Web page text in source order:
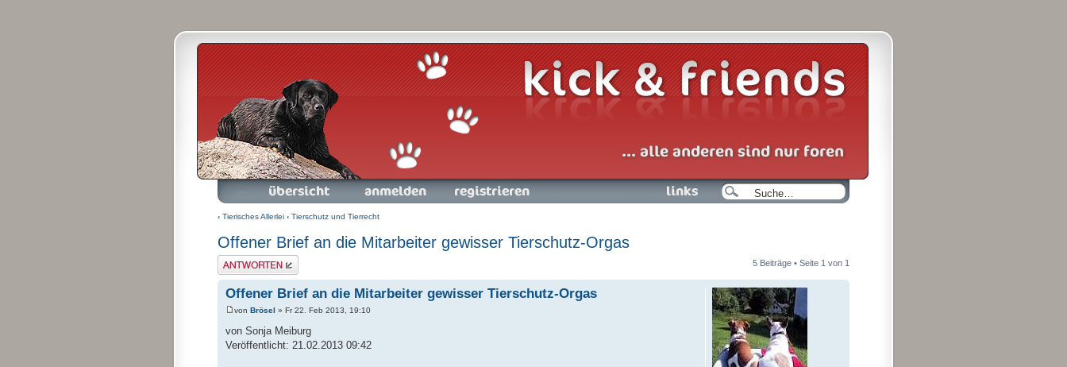
Foren-Übersicht Anmelden Registrieren Links
‹ Tierisches Allerlei ‹ Tierschutz und Tierrecht
Offener Brief an die Mitarbeiter gewisser Tierschutz-Orgas
Antwort schreiben 5 Beiträge • Seite 1 von 1
Offener Brief an die Mitarbeiter gewisser Tierschutz-Orgas
von Brösel » Fr 22. Feb 2013, 19:10
von Sonja Meiburg
Veröffentlicht: 21.02.2013 09:42